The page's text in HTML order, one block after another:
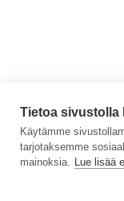
Tietoa sivustolla
Käytämme
tarjotaksemme
mainoksia. Lue lisää